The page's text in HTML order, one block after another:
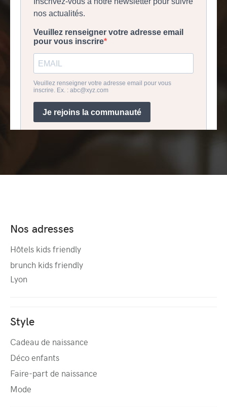
Nos adresses
Hôtels kids friendly
brunch kids friendly
Lyon
Style
Cadeau de naissance
Déco enfants
Faire-part de naissance
Mode